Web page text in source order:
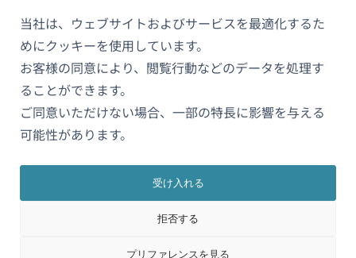
当社は、ウェブサイトおよびサービスを最適化するた
めにクッキーを使用しています。
お客様の同意により、閲覧行動などのデータを処理す
ることができます。
ご同意いただけない場合、一部の特長に影響を与える
可能性があります。
受け入れる
拒否する
プリファレンスを見る
OnTheGoSystems Limited
日本語
WPMLについて
GDPRおよびプライバシーポリシー
チームに参加（新
ィ
ド
し
い
ウ
ィ
し
い
ウ
ィ
し
ウ